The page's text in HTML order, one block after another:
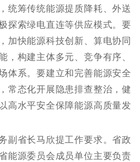
爱国主义教育
全民国防教育
色资源保护利
用
新闻出版
全民阅读
出版监管
扫黄打非
电影市场
统筹传统能源提质降耗、外送
探索绿电直连等供应模式。要
加快能源科技创新、算电协同
，构建主体多元、竞争有序、
体系。要建立和完善能源安全
常态化开展隐患排查整治，健
高水平安全保障能源高质量发
省长马欣提工作要求。省政
能源委员会成员单位主要负责